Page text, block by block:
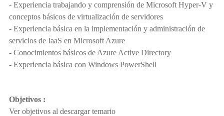
- Experiencia trabajando y comprensión de Microsoft Hyper-V y
conceptos básicos de virtualización de servidores
- Experiencia básica en la implementación y administración de
servicios de IaaS en Microsoft Azure
- Conocimientos básicos de Azure Active Directory
- Experiencia básica con Windows PowerShell
Objetivos :
Ver objetivos al descargar temario